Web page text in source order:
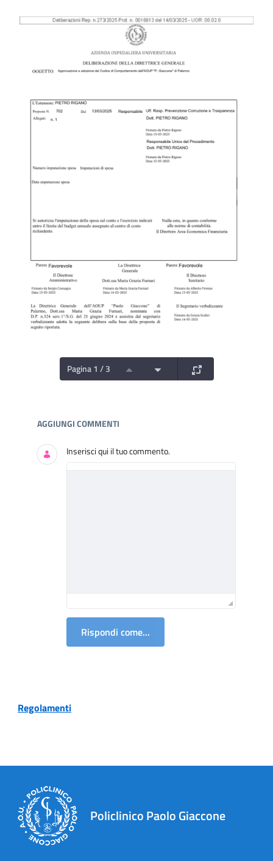
Pagina 1 / 3
Documenti e Media
AGGIUNGI COMMENTI
Inserisci qui il tuo commento.
Rispondi come...
Regolamenti
Policlinico Paolo Giaccone